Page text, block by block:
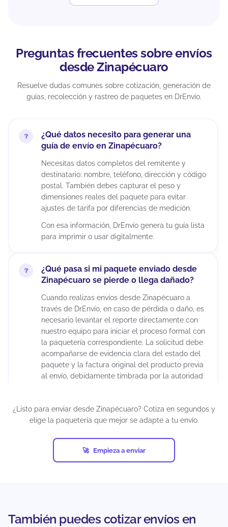
Preguntas frecuentes sobre envíos
desde Zinapécuaro
Resuelve dudas comunes sobre cotización, generación de
guías, recolección y rastreo de paquetes en DrEnvío.
¿Qué datos necesito para generar una
guía de envío en Zinapécuaro?
Necesitas datos completos del remitente y
destinatario: nombre, teléfono, dirección y código
postal. También debes capturar el peso y
dimensiones reales del paquete para evitar
ajustes de tarifa por diferencias de medición.
Con esa información, DrEnvío genera tu guía lista
para imprimir o usar digitalmente.
¿Qué pasa si mi paquete enviado desde
Zinapécuaro se pierde o llega dañado?
Cuando realizas envíos desde Zinapécuaro a
través de DrEnvío, en caso de pérdida o daño, es
necesario levantar el reporte directamente con
nuestro equipo para iniciar el proceso formal con
la paquetería correspondiente. La solicitud debe
acompañarse de evidencia clara del estado del
paquete y la factura original del producto previa
al envío, debidamente timbrada por la autoridad
evaluación de la empresa de mensajería, ya que
cada transportista cuenta con sus propios
Los tiempos de resolución pueden extenderse
varias semanas debido a los procesos internos
¿Listo para enviar desde Zinapécuaro? Cotiza en segundos y
elige la paquetería que mejor se adapte a tu envío.
Empieza a enviar
También puedes cotizar envíos en